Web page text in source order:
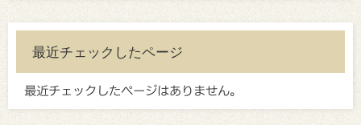
最近チェックしたページ
最近チェックしたページはありません。